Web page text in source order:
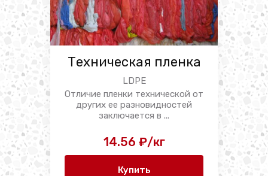
Техническая пленка
LDPE
Отличие пленки технической от
других ее разновидностей
заключается в ...
14.56 ₽/кг
Купить